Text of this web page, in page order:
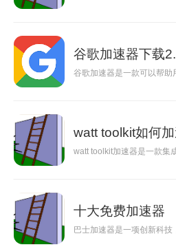
谷歌加速器下载
谷歌加速器是一款可以帮
watt toolkit如何
watt toolkit加速器是一款集
十大免费加速器
巴士加速器是一项创新科